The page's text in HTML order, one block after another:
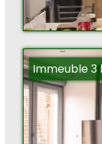
Immeuble 3